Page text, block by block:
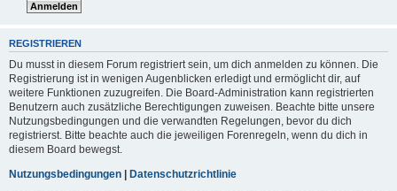
REGISTRIEREN
Du musst in diesem Forum registriert sein, um dich anmelden zu können. Die
Registrierung ist in wenigen Augenblicken erledigt und ermöglicht dir, auf
weitere Funktionen zuzugreifen. Die Board-Administration kann registrierten
Benutzern auch zusätzliche Berechtigungen zuweisen. Beachte bitte unsere
Nutzungsbedingungen und die verwandten Regelungen, bevor du dich
registrierst. Bitte beachte auch die jeweiligen Forenregeln, wenn du dich in
diesem Board bewegst.
Nutzungsbedingungen | Datenschutzrichtlinie